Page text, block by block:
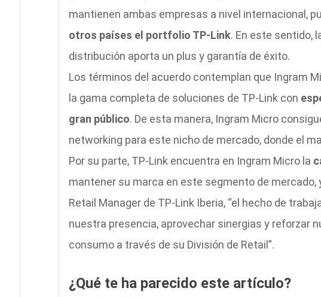
mantienen ambas empresas a nivel internacional,
otros países el portfolio TP-Link. En este sentido,
distribución aporta un plus y garantía de éxito.
Los términos del acuerdo contemplan que Ingram
la gama completa de soluciones de TP-Link con
gran público. De esta manera, Ingram Micro
networking para este nicho de mercado, donde el
Por su parte, TP-Link encuentra en Ingram Micro la
mantener su marca en este segmento de mercado,
Retail Manager de TP-Link Iberia, “el hecho de
nuestra presencia, aprovechar sinergias y reforzar
consumo a través de su División de Retail”.
¿Qué te ha parecido este artículo?